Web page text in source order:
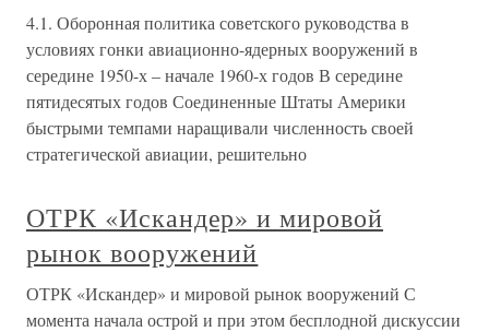
4.1. Оборонная политика советского руководства в
условиях гонки авиационно-ядерных вооружений в
середине 1950-х – начале 1960-х годов В середине
пятидесятых годов Соединенные Штаты Америки
быстрыми темпами наращивали численность своей
стратегической авиации, решительно
ОТРК «Искандер» и мировой
рынок вооружений
ОТРК «Искандер» и мировой рынок вооружений С
момента начала острой и при этом бесплодной дискуссии